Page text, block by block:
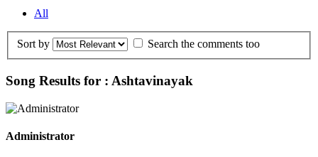
All
Sort by Search the comments too
Song Results for : Ashtavinayak
Administrator